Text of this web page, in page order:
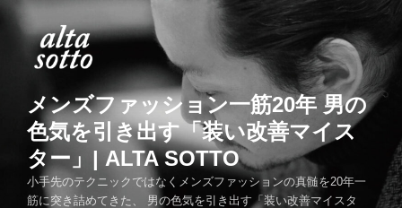
メンズファッション一筋20年 男の
色気を引き出す「装い改善マイス
ター」| ALTA SOTTO
小手先のテクニックではなくメンズファッションの真髄を20年一
筋に突き詰めてきた、 男の色気を引き出す「装い改善マイスタ